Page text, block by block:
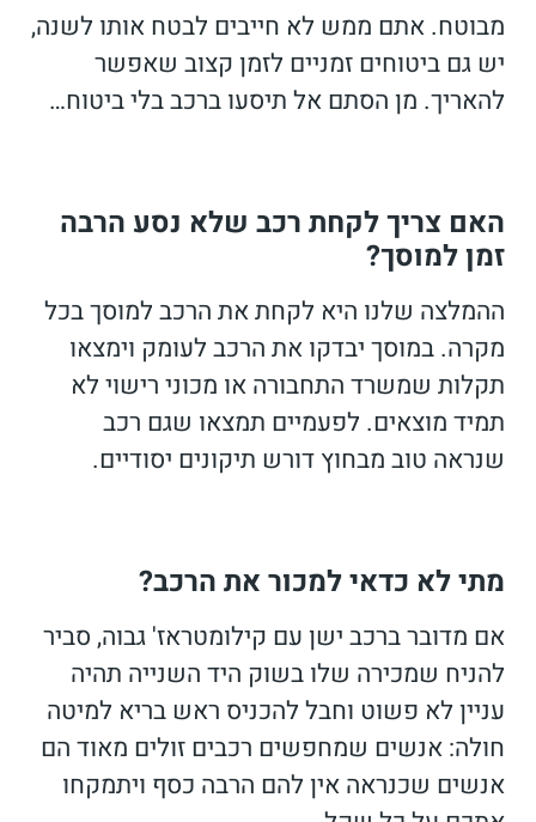
מבוטח. אתם ממש לא חייבים לבטח אותו לשנה,
יש גם ביטוחים זמניים לזמן קצוב שאפשר
להאריך. מן הסתם אל תיסעו ברכב בלי ביטוח…
האם צריך לקחת רכב שלא נסע הרבה
זמן למוסך?
ההמלצה שלנו היא לקחת את הרכב למוסך בכל
מקרה. במוסך יבדקו את הרכב לעומק וימצאו
תקלות שמשרד התחבורה או מכוני רישוי לא
תמיד מוצאים. לפעמיים תמצאו שגם רכב
שנראה טוב מבחוץ דורש תיקונים יסודיים.
מתי לא כדאי למכור את הרכב?
אם מדובר ברכב ישן עם קילומטראז' גבוה, סביר
להניח שמכירה שלו בשוק היד השנייה תהיה
עניין לא פשוט וחבל להכניס ראש בריא למיטה
חולה: אנשים שמחפשים רכבים זולים מאוד הם
אנשים שכנראה אין להם הרבה כסף ויתמקחו